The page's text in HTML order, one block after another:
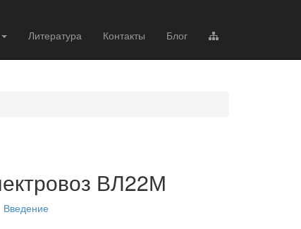
Литература Контакты Блог
ВЛ22М
Введение